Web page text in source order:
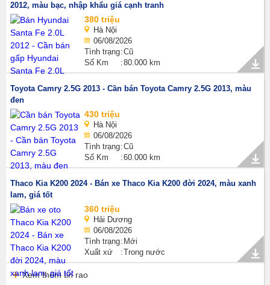
2012, màu bạc, nhập khẩu giá cạnh tranh
380 triệu
Hà Nội
06/08/2026
Tình trạng Cũ
Số Km
80.000 km
Toyota Camry 2.5G 2013 - Cần bán Toyota Camry 2.5G 2013, màu
đen
430 triệu
Hà Nội
06/08/2026
Tình trạng Cũ
Số Km
60.000 km
Thaco Kia K200 2024 - Bán xe Thaco Kia K200 đời 2024, màu xanh
lam, giá tốt
360 triệu
Hải Dương
06/08/2026
Tình trạng Mới
Xuất xứ
Trong nước
Xem thêm tin rao